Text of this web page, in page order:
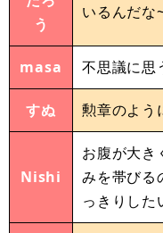
う
いるんだな
masa 不思議に思
すぬ 勲章のよう
Nishi
お腹が大き
みを帯びる
っきりした